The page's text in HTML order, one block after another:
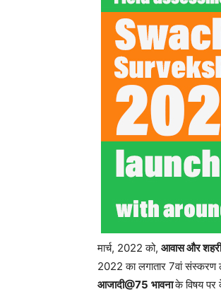
मार्च, 2022 को, आवास और
2022 का लगातार 7वां संस्करण
आजादी@75 भावनाके विषय पर